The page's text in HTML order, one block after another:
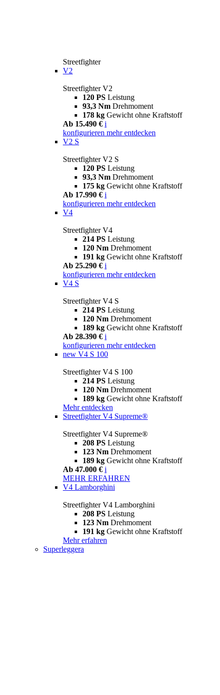
Streetfighter
V2
Streetfighter V2
120 PS Leistung
93,3 Nm Drehmoment
178 kg Gewicht ohne Kraftstoff
Ab 15.490 € i
konfigurieren mehr entdecken
V2 S
Streetfighter V2 S
120 PS Leistung
93,3 Nm Drehmoment
175 kg Gewicht ohne Kraftstoff
Ab 17.990 € i
konfigurieren mehr entdecken
V4
Streetfighter V4
214 PS Leistung
120 Nm Drehmoment
191 kg Gewicht ohne Kraftstoff
Ab 25.290 € i
konfigurieren mehr entdecken
V4 S
Streetfighter V4 S
214 PS Leistung
120 Nm Drehmoment
189 kg Gewicht ohne Kraftstoff
Ab 28.390 € i
konfigurieren mehr entdecken
new V4 S 100
Streetfighter V4 S 100
214 PS Leistung
120 Nm Drehmoment
189 kg Gewicht ohne Kraftstoff
Mehr entdecken
Streetfighter V4 Supreme®
Streetfighter V4 Supreme®
208 PS Leistung
123 Nm Drehmoment
189 kg Gewicht ohne Kraftstoff
Ab 47.000 € i
MEHR ERFAHREN
V4 Lamborghini
Streetfighter V4 Lamborghini
208 PS Leistung
123 Nm Drehmoment
191 kg Gewicht ohne Kraftstoff
Mehr erfahren
Superleggera